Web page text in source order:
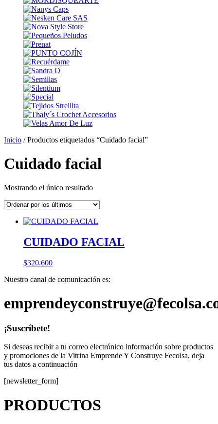
Inicio / Productos etiquetados “Cuidado facial”
Cuidado facial
Mostrando el único resultado
CUIDADO FACIAL
$320.600
Nuestro canal de comunicación es:
¡Suscríbete!
Si deseas recibir a tu correo electrónico información sobre productos
y promociones de la Vitrina Emprende Y Construye Fecolsa, deja
tus datos a continuación
[newsletter_form]
PRODUCTOS